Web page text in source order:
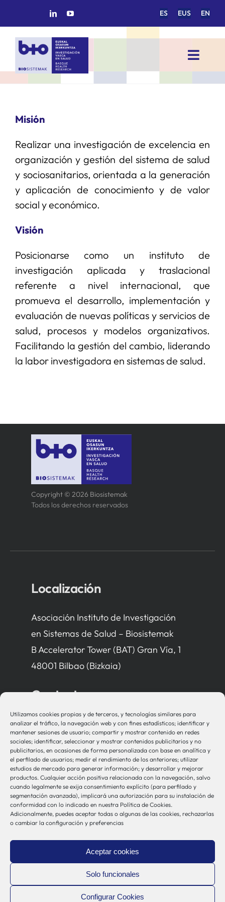
Utilizamos cookies propias y de terceros, y tecnologías similares para
analizar el tráfico, la navegación web y con fines estadísticos; identificar y
mantener sesiones de usuario; compartir y mostrar contenido en redes
sociales; identificar, seleccionar y mostrar contenidos publicitarios y no
publicitarios, en ocasiones de forma personalizada con base en analítica y
el perfilado de usuarios; medir el rendimiento de los anteriores; utilizar
estudios de mercado para generar información; y desarrollar y mejorar
productos. Cualquier acción positiva relacionada con la navegación, salvo
cuando legalmente se exija consentimiento explícito (para perfilado y
segmentación avanzada), implicará una autorización para su instalación de
conformidad con lo indicado en nuestra Política de Cookies.
Adicionalmente, puedes aceptar todas o algunas de las cookies, rechazarlas
o cambiar la configuración y preferencias
Aceptar cookies
Solo funcionales
Configurar Cookies
ES EUS EN
Toggle
INICIO
BIOSISTEMAK
ÁREAS DE INVESTIGACIÓN
SERVICIOS
APOYO I+D+I
NOTICIAS
Misión
Realizar una investigación de excelencia en
organización y gestión del sistema de salud
y sociosanitarios, orientada a la generación
y aplicación de conocimiento y de valor
social y económico.
Visión
Posicionarse como un instituto de
investigación aplicada y traslacional
referente a nivel internacional, que
promueva el desarrollo, implementación y
evaluación de nuevas políticas y servicios de
salud, procesos y modelos organizativos.
Facilitando la gestión del cambio, liderando
la labor investigadora en sistemas de salud.
Copyright © 2026 Biosistemak
Todos los derechos reservados
Localización
Asociación Instituto de Investigación
en Sistemas de Salud – Biosistemak
B Accelerator Tower (BAT) Gran Vía, 1
48001 Bilbao (Bizkaia)
Contacto
bio-sistemak@bio-sistemak.eus
944 00 77 90
Otros Enlaces
Osakidetza
Política de Privacidad